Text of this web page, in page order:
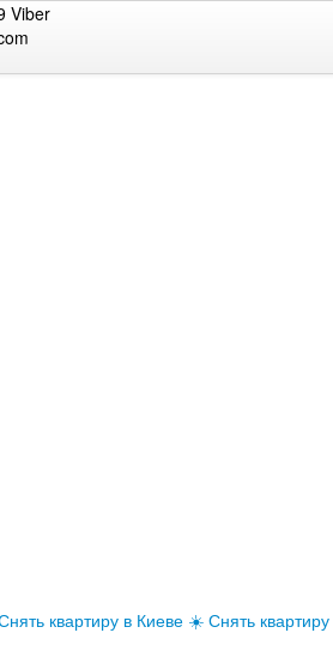
Viber
квартиру в Киеве ☀️ Снять